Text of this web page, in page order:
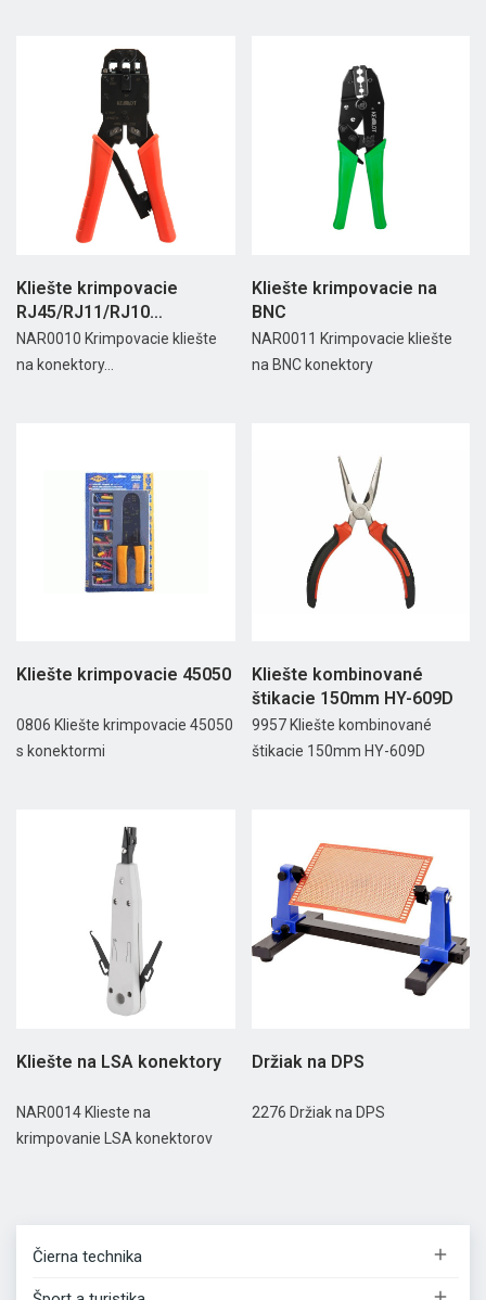
Čierna technika 
Kliešte krimpovacie
RJ45/RJ11/RJ10
(8P/6P/4P)
NAR0010 Krimpovacie kliešte
na konektory...
Kliešte krimpovacie na
BNC
NAR0011 Krimpovacie kliešte
na BNC konektory
Kliešte krimpovacie 45050
0806 Kliešte krimpovacie 45050
s konektormi
Kliešte kombinované
štikacie 150mm HY-609D
9957 Kliešte kombinované
štikacie 150mm HY-609D
Kliešte na LSA konektory
NAR0014 Klieste na
krimpovanie LSA konektorov
Držiak na DPS
2276 Držiak na DPS